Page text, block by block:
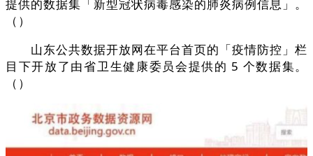
提供的数据集「新型冠状病毒感染的肺炎病例信息」。
（）
山东公共数据开放网在平台首页的「疫情防控」栏
目下开放了由省卫生健康委员会提供的 5 个数据集。
（）